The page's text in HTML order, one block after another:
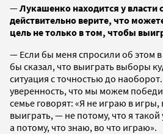
—Лукашенко находится у власти
действительно верите, что
цель не только в том, чтобы
— Если бы меня спросили об этом в
бы сказал, что выиграть выборы
ситуация с точностью до наоборот.
уверенность, что мы можем
семье говорят: «Я не играю в игры,
выиграть, — не потому, что я
а потому, что знаю, во что играю».